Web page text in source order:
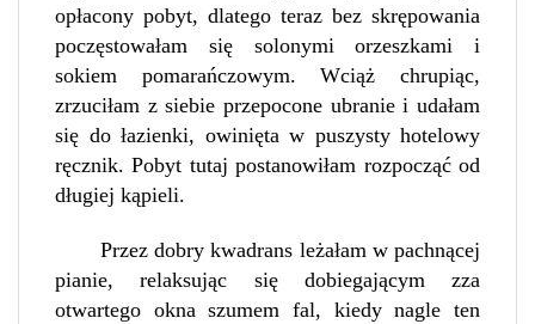
opłacony pobyt, dlatego teraz bez skrępowania
poczęstowałam się solonymi orzeszkami i
sokiem pomarańczowym. Wciąż chrupiąc,
zrzuciłam z siebie przepocone ubranie i udałam
się do łazienki, owinięta w puszysty hotelowy
ręcznik. Pobyt tutaj postanowiłam rozpocząć od
długiej kąpieli.
Przez dobry kwadrans leżałam w pachnącej
pianie, relaksując się dobiegającym zza
otwartego okna szumem fal, kiedy nagle ten